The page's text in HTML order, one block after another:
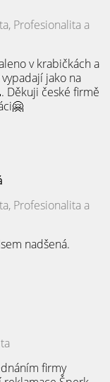
Profesionalita a
v krabičkách a
jako na
Děkuji české firmě
Profesionalita a
nadšená.
firmy